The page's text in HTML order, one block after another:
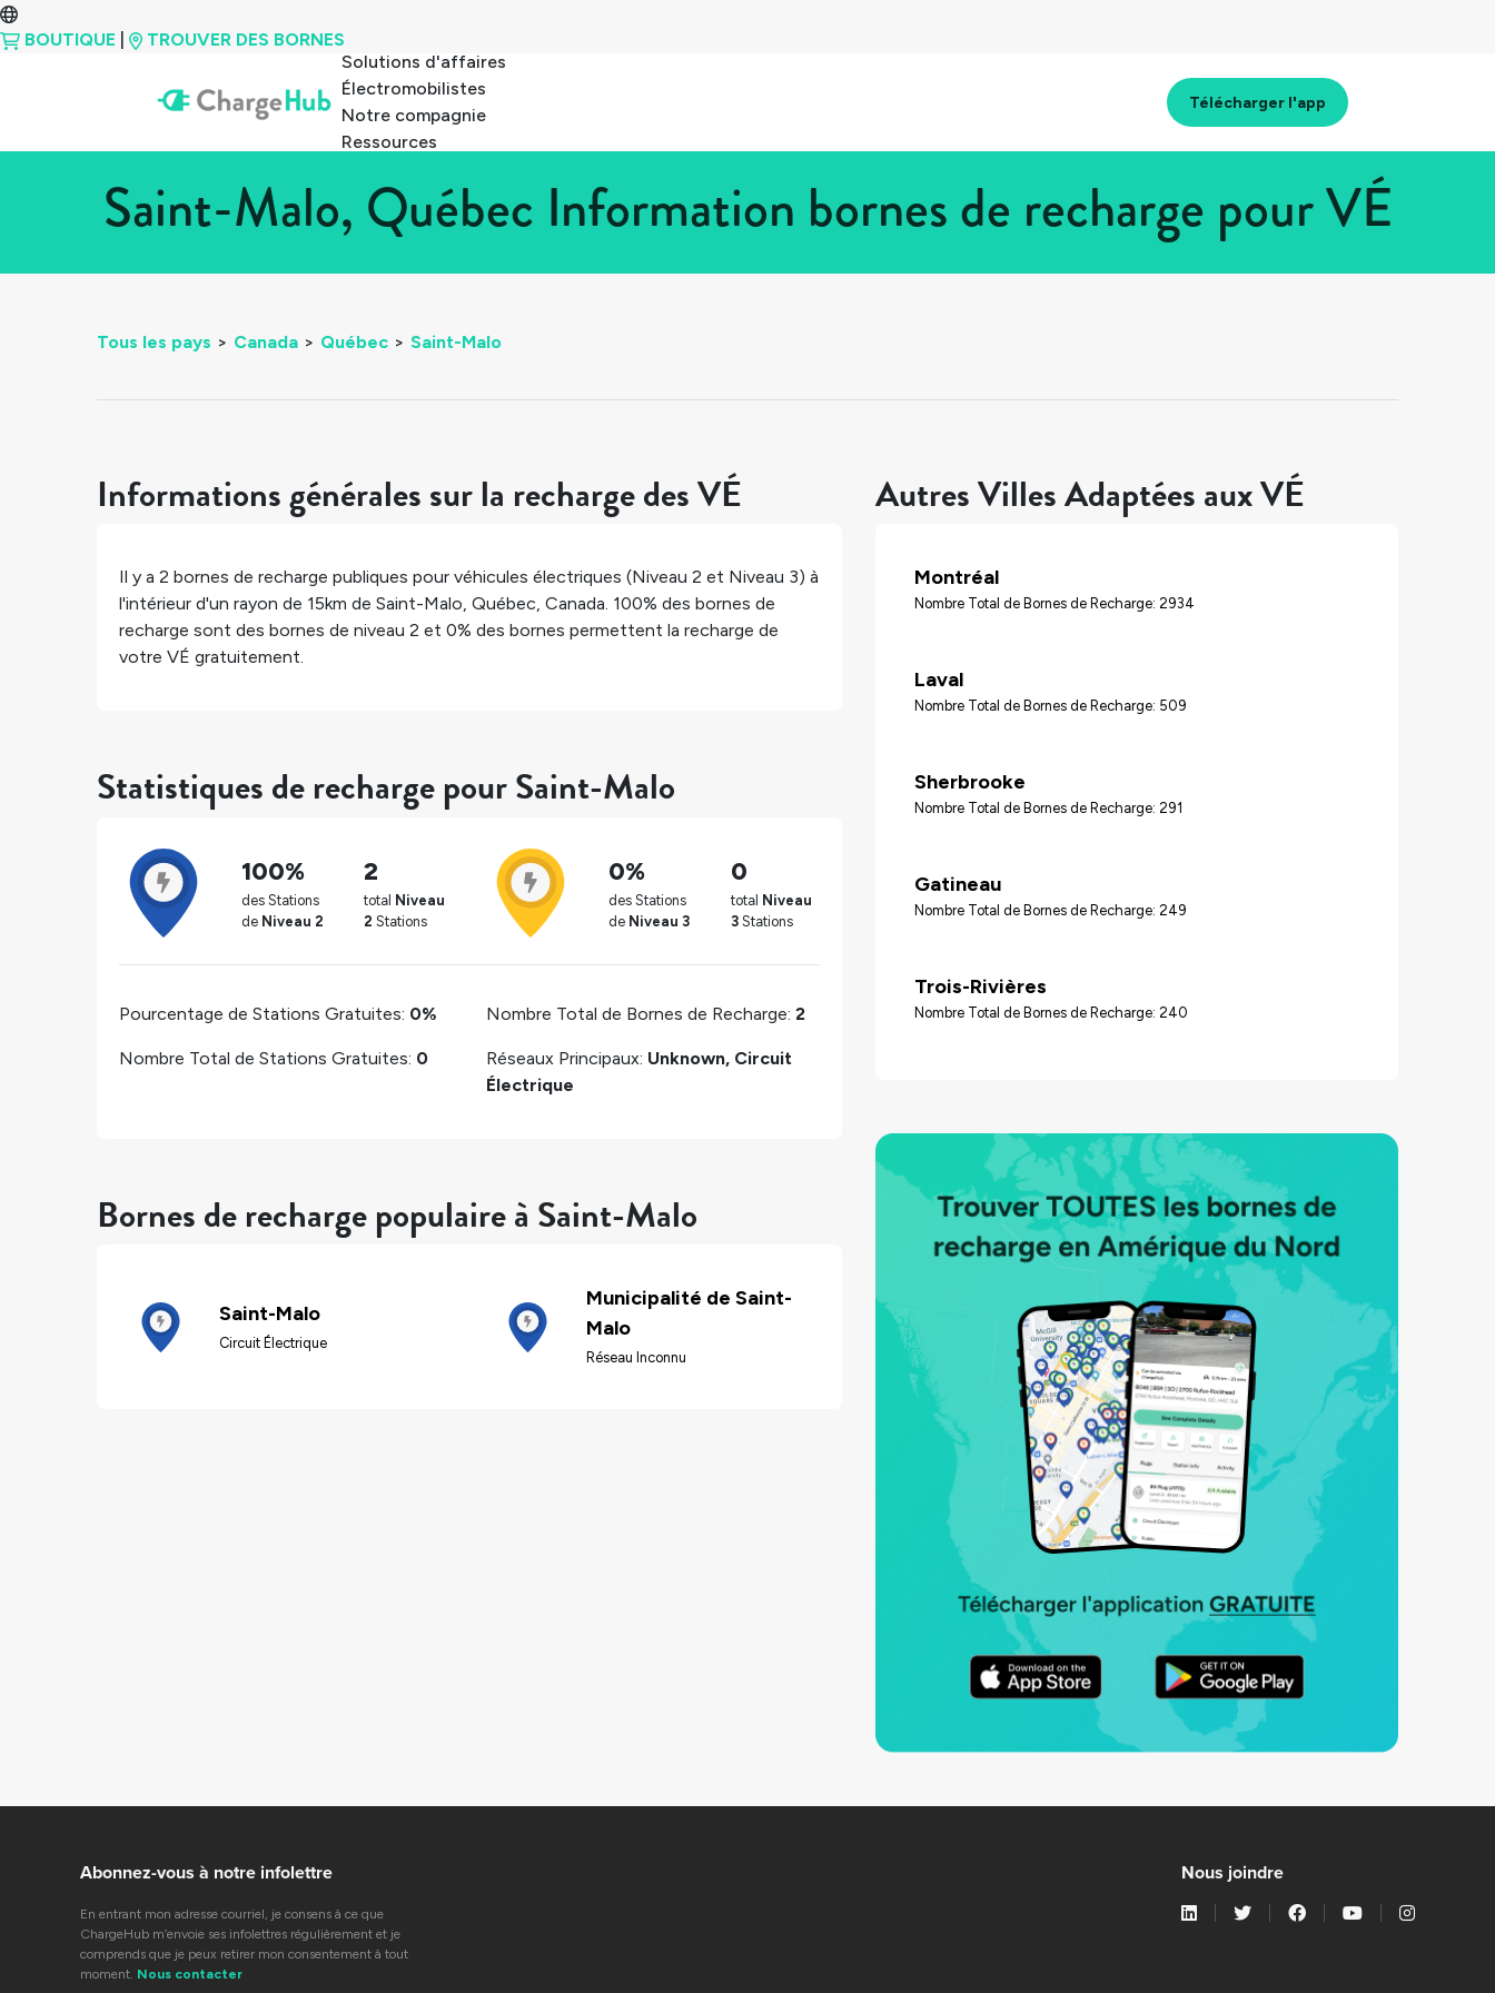
BOUTIQUE
TROUVER DES BORNES
Solutions d'affaires
Électromobilistes
Notre compagnie
Ressources
Télécharger l'app
Saint-Malo, Québec Information bornes de recharge pour VÉ
Tous les pays > Canada > Québec > Saint-Malo
Informations générales sur la recharge des VÉ
Il y a 2 bornes de recharge publiques pour véhicules électriques (Niveau 2 et Niveau 3) à
l'intérieur d'un rayon de 15km de Saint-Malo, Québec, Canada. 100% des bornes de
recharge sont des bornes de niveau 2 et 0% des bornes permettent la recharge de
votre VÉ gratuitement.
Statistiques de recharge pour Saint-Malo
100%
des Stations
de Niveau 2
2
total Niveau
2 Stations
0%
des Stations
de Niveau 3
0
total Niveau
3 Stations
Pourcentage de Stations Gratuites: 0%
Nombre Total de Stations Gratuites: 0
Nombre Total de Bornes de Recharge: 2
Réseaux Principaux: Unknown, Circuit
Électrique
Bornes de recharge populaire à Saint-Malo
Saint-Malo
Circuit Électrique
Municipalité de Saint-
Malo
Réseau Inconnu
Autres Villes Adaptées aux VÉ
Montréal
Nombre Total de Bornes de Recharge: 2934
Laval
Nombre Total de Bornes de Recharge: 509
Sherbrooke
Nombre Total de Bornes de Recharge: 291
Gatineau
Nombre Total de Bornes de Recharge: 249
Trois-Rivières
Nombre Total de Bornes de Recharge: 240
Abonnez-vous à notre infolettre
En entrant mon adresse courriel, je consens à ce que
ChargeHub m’envoie ses infolettres régulièrement et je
comprends que je peux retirer mon consentement à tout
moment. Nous contacter
Nous joindre